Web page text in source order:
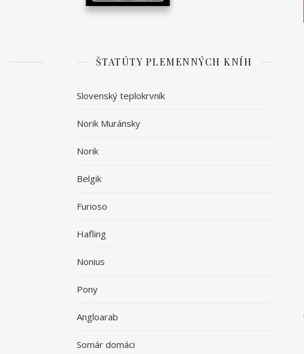
ŠTATÚTY PLEMENNÝCH KNÍH
Slovenský teplokrvník
Norik Muránsky
Norik
Belgik
Furioso
Hafling
Nonius
Pony
Angloarab
Somár domáci